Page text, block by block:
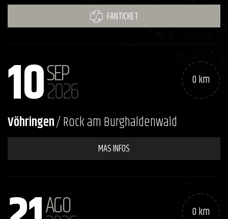
FANTICKET
10SEP
2026 0 km
Vöhringen/ Rock am Burghaldenwald
MAS INFOS
AGO 0 km